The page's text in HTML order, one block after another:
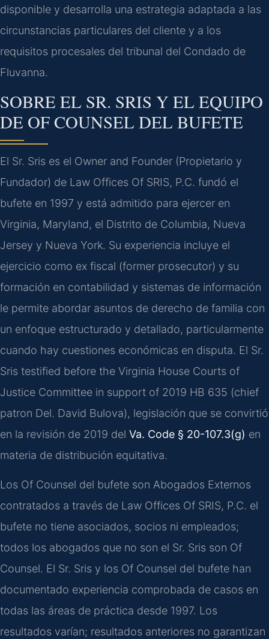
disponible y desarrolla una estrategia adaptada a las
circunstancias particulares del cliente y a los
requisitos procesales del tribunal del Condado de
Fluvanna.
SOBRE EL SR. SRIS Y EL EQUIPO
DE OF COUNSEL DEL BUFETE
El Sr. Sris es el Owner and Founder (Propietario y
Fundador) de Law Offices Of SRIS, P.C. fundó el
bufete en 1997 y está admitido para ejercer en
Virginia, Maryland, el Distrito de Columbia, Nueva
Jersey y Nueva York. Su experiencia incluye el
ejercicio como ex fiscal (former prosecutor) y su
formación en contabilidad y sistemas de información
le permite abordar asuntos de derecho de familia con
un enfoque estructurado y detallado, particularmente
cuando hay cuestiones económicas en disputa. El Sr.
Sris testified before the Virginia House Courts of
Justice Committee in support of 2019 HB 635 (chief
patron Del. David Bulova), legislación que se convirtió
en la revisión de 2019 del Va. Code § 20-107.3(g) en
materia de distribución equitativa.
Los Of Counsel del bufete son Abogados Externos
contratados a través de Law Offices Of SRIS, P.C. el
bufete no tiene asociados, socios ni empleados;
todos los abogados que no son el Sr. Sris son Of
Counsel. El Sr. Sris y los Of Counsel del bufete han
documentado experiencia comprobada de casos en
todas las áreas de práctica desde 1997. Los
resultados varían; resultados anteriores no garantizan